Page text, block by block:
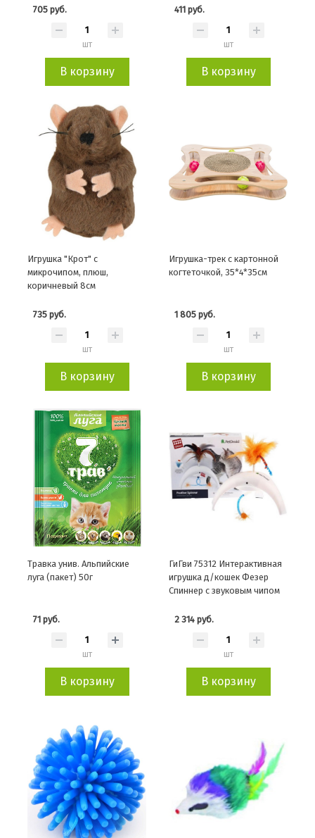
705 руб.
шт
В корзину
411 руб.
шт
В корзину
Игрушка "Крот" с
микрочипом, плюш,
коричневый 8см
735 руб.
шт
В корзину
Игрушка-трек с картонной
когтеточкой, 35*4*35см
1 805 руб.
шт
В корзину
Травка унив. Альпийские
луга (пакет) 50г
71 руб.
шт
В корзину
ГиГви 75312 Интерактивная
игрушка д/кошек Фезер
Спиннер с звуковым чипом
2 314 руб.
шт
В корзину